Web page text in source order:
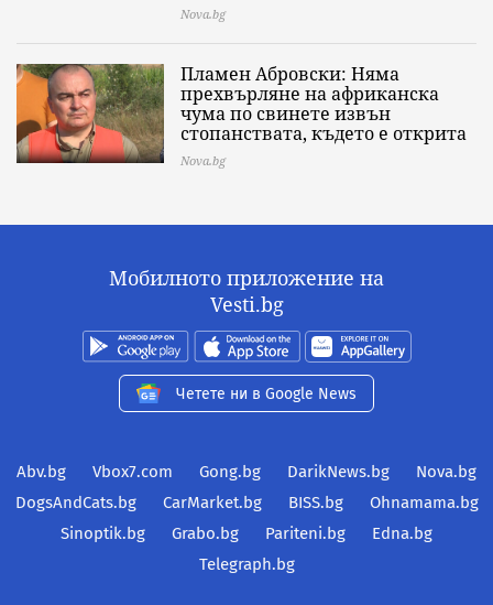
Nova.bg
Пламен Абровски: Няма
прехвърляне на африканска
чума по свинете извън
стопанствата, където е открита
Nova.bg
Мобилното приложение на
Vesti.bg
Четете ни в Google News
Abv.bg Vbox7.com Gong.bg DarikNews.bg
Nova.bg
DogsAndCats.bg
CarMarket.bg BISS.bg
Ohnamama.bg
Sinoptik.bg
Grabo.bg Pariteni.bg
Edna.bg
Telegraph.bg